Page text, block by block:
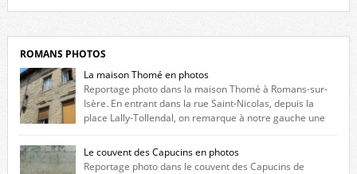
ROMANS PHOTOS
La maison Thomé en photos
Reportage photo dans la maison Thomé à Romans-sur-
Isère. En entrant dans la rue Saint-Nicolas, depuis la
place Lally-Tollendal, on remarque à notre gauche une
maison construite au XVIè siècle. Les deux façades sont ornées de
fenêtres jumelles à meneaux. Entre ces deux étages, on peut voir une
niche qui contient une statue de la Vierge. […]
Le couvent des Capucins en photos
Reportage photo dans le couvent des Capucins de